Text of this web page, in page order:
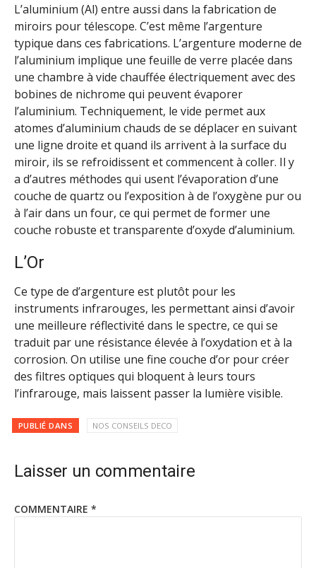
L’aluminium (Al) entre aussi dans la fabrication de
miroirs pour télescope. C’est même l’argenture
typique dans ces fabrications. L’argenture moderne de
l’aluminium implique une feuille de verre placée dans
une chambre à vide chauffée électriquement avec des
bobines de nichrome qui peuvent évaporer
l’aluminium. Techniquement, le vide permet aux
atomes d’aluminium chauds de se déplacer en suivant
une ligne droite et quand ils arrivent à la surface du
miroir, ils se refroidissent et commencent à coller. Il y
a d’autres méthodes qui usent l’évaporation d’une
couche de quartz ou l’exposition à de l’oxygène pur ou
à l’air dans un four, ce qui permet de former une
couche robuste et transparente d’oxyde d’aluminium.
L’Or
Ce type de d’argenture est plutôt pour les
instruments infrarouges, les permettant ainsi d’avoir
une meilleure réflectivité dans le spectre, ce qui se
traduit par une résistance élevée à l’oxydation et à la
corrosion. On utilise une fine couche d’or pour créer
des filtres optiques qui bloquent à leurs tours
l’infrarouge, mais laissent passer la lumière visible.
PUBLIÉ DANS NOS CONSEILS DECO
Laisser un commentaire
COMMENTAIRE *